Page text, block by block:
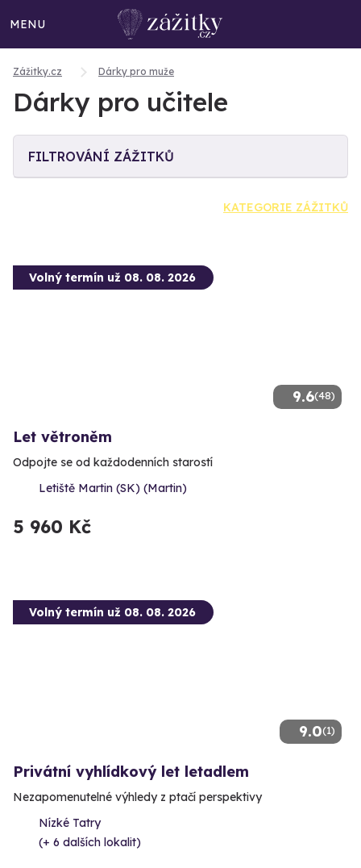
MENU
Zážitky.cz Dárky pro muže
Dárky pro učitele
FILTROVÁNÍ ZÁŽITKŮ
KATEGORIE ZÁŽITKŮ
9.6(48)
Volný termín už 08. 08. 2026
Let větroněm
Odpojte se od každodenních starostí
Letiště Martin (SK) (Martin)
5 960 Kč
9.0(1)
Volný termín už 08. 08. 2026
Privátní vyhlídkový let letadlem
Nezapomenutelné výhledy z ptačí perspektivy
Nízké Tatry
(+ 6 dalších lokalit)